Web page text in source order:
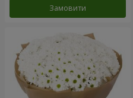
Замовити